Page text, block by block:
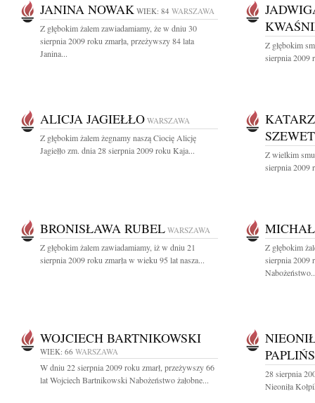
JANINA NOWAK WIEK: 84 WARSZAWA
Z głębokim żalem zawiadamiamy, że w dniu 30
sierpnia 2009 roku zmarła, przeżywszy 84 lata
Janina...
Z głębokim
sierpnia 2009
ALICJA JAGIEŁŁO WARSZAWA
Z głębokim żalem żegnamy naszą Ciocię Alicję
Jagiełło zm. dnia 28 sierpnia 2009 roku Kaja...
Z wielkim
sierpnia 2009
BRONISŁAWA RUBEL WARSZAWA
Z głębokim żalem zawiadamiamy, iż w dniu 21
sierpnia 2009 roku zmarła w wieku 95 lat nasza...
Z głębokim
sierpnia 2009
WOJCIECH BARTNIKOWSKI
WIEK: 66 WARSZAWA
W dniu 22 sierpnia 2009 roku zmarł, przeżywszy 66
lat Wojciech Bartnikowski Nabożeństwo żałobne...
28 sierpnia
Nieoniła